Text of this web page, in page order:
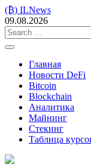
Skip
to
content
(₿) ILNews
09.08.2026
Search
for:
Главная
Новости DeFi
Bitcoin
Blockchain
Аналитика
Майнинг
Стекинг
Таблица